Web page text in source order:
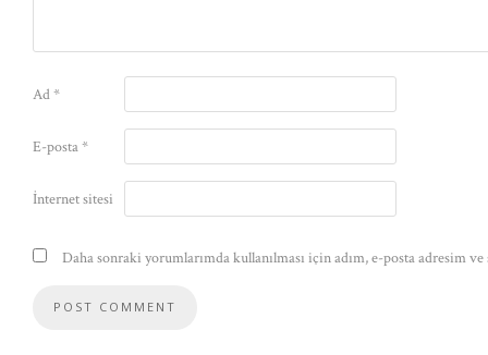
Ad*
E-posta*
İnternet sitesi
Daha sonraki yorumlarımda kullanılması için adım, e-posta adresim